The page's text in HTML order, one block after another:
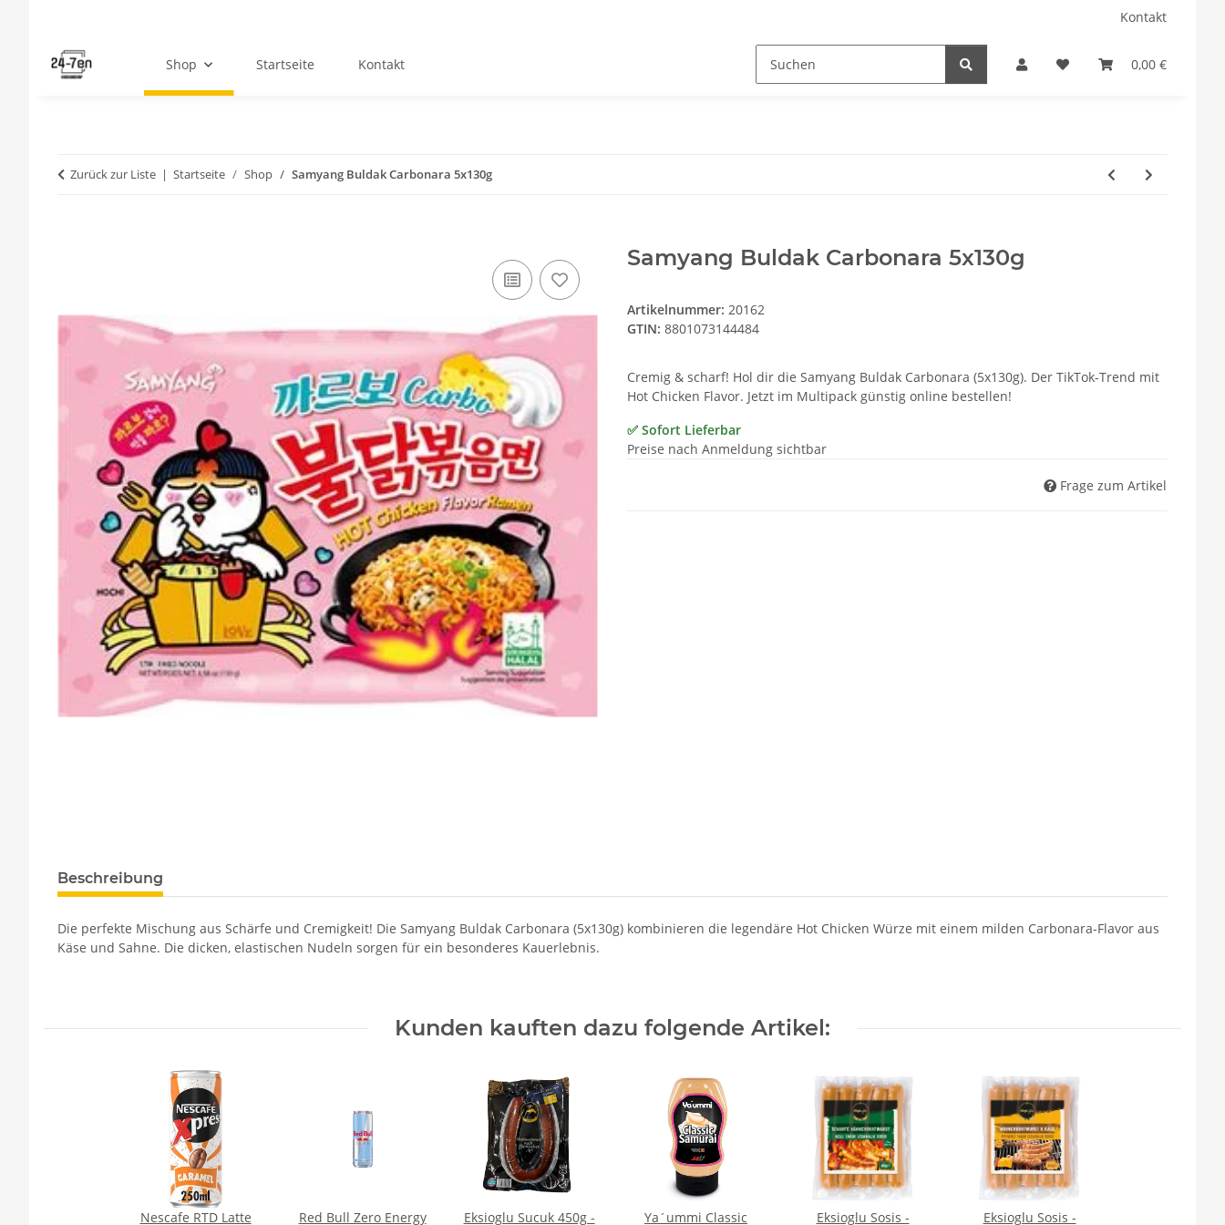
Kontakt
0,00 €
Shop Startseite Kontakt
Zurück zur Liste Startseite Shop Samyang Buldak Carbonara 5x130g
Samyang Buldak Carbonara 5x130g
Artikelnummer: 20162
GTIN: 8801073144484
Cremig & scharf! Hol dir die Samyang Buldak Carbonara (5x130g). Der TikTok-Trend mit
Hot Chicken Flavor. Jetzt im Multipack günstig online bestellen!
✅ Sofort Lieferbar
Preise nach Anmeldung sichtbar
Frage zum Artikel
Beschreibung
Die perfekte Mischung aus Schärfe und Cremigkeit! Die Samyang Buldak Carbonara (5x130g) kombinieren die legendäre Hot Chicken Würze mit einem milden Carbonara-Flavor aus
Käse und Sahne. Die dicken, elastischen Nudeln sorgen für ein besonderes Kauerlebnis.
Kunden kauften dazu folgende Artikel:
Nescafe RTD Latte
Red Bull Zero Energy
Eksioglu Sucuk 450g -
Ya´ummi Classic
Eksioglu Sosis -
Eksioglu Sosis -